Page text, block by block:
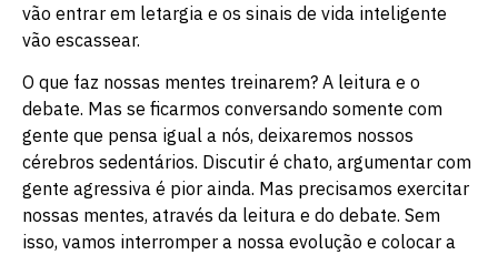
vão entrar em letargia e os sinais de vida inteligente
vão escassear.
O que faz nossas mentes treinarem? A leitura e o
debate. Mas se ficarmos conversando somente com
gente que pensa igual a nós, deixaremos nossos
cérebros sedentários. Discutir é chato, argumentar com
gente agressiva é pior ainda. Mas precisamos exercitar
nossas mentes, através da leitura e do debate. Sem
isso, vamos interromper a nossa evolução e colocar a